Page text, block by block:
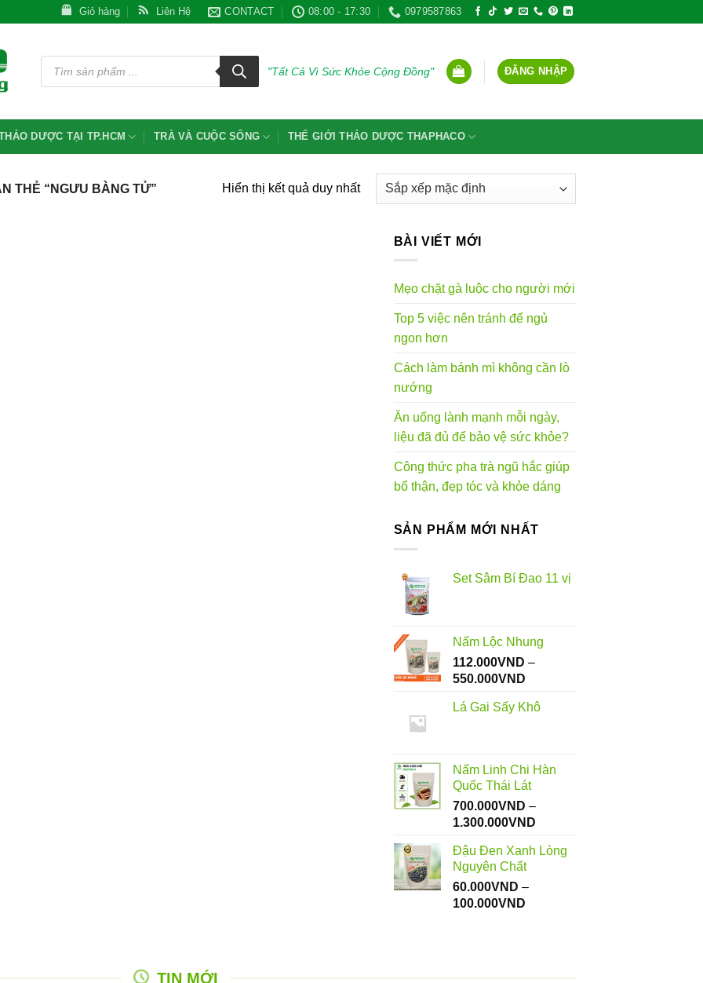
Giỏ hàng Liên Hệ CONTACT 08:00 - 17:30 0979587863
Tìm
kiếm
phẩm
"Tất Cả Vì Sức Khỏe Cộng Đồng" ĐĂNG NHẬP
DƯỢC TẠI TP.HCM TRÀ VÀ CUỘC SỐNG THẾ GIỚI THẢO DƯỢC THAPHACO
THẺ “NGƯU BÀNG TỬ” Hiển thị kết quả duy nhất
BÀI VIẾT MỚI
Mẹo chặt gà luộc cho người mới
Top 5 việc nên tránh để ngủ
ngon hơn
Cách làm bánh mì không cần lò
nướng
Ăn uống lành mạnh mỗi ngày,
liệu đã đủ để bảo vệ sức khỏe?
Công thức pha trà ngũ hắc giúp
bổ thận, đẹp tóc và khỏe dáng
SẢN PHẨM MỚI NHẤT
Set Sâm Bí Đao 11 vị
Nấm Lộc Nhung
112.000VND –
550.000VNDKhoảng
từ
Lá Gai Sấy Khô
Nấm Linh Chi Hàn
Quốc Thái Lát
700.000VND –
1.300.000VNDKhoảng
từ
Đậu Đen Xanh Lòng
Nguyên Chất
60.000VND –
100.000VNDKhoảng
TIN MỚI